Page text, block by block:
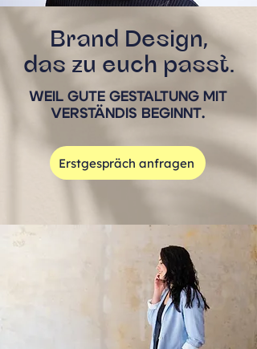
Brand Design,
das zu euch passt.
WEIL GUTE GESTALTUNG MIT
VERSTÄNDIS BEGINNT.
Erstgespräch anfragen